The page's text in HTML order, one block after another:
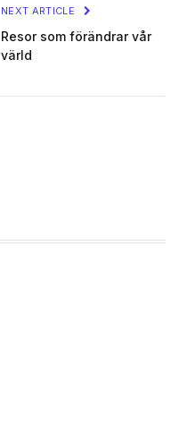
NEXT ARTICLE
Resor som förändrar vår
värld